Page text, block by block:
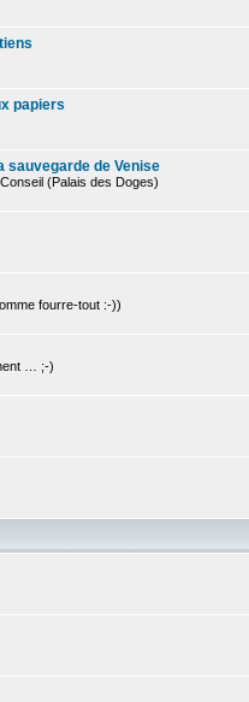
papiers
sauvegarde de Venise
(Palais des Doges)
fourre-tout :-))
… ;-)